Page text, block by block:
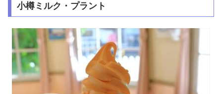
小樽ミルク・プラント